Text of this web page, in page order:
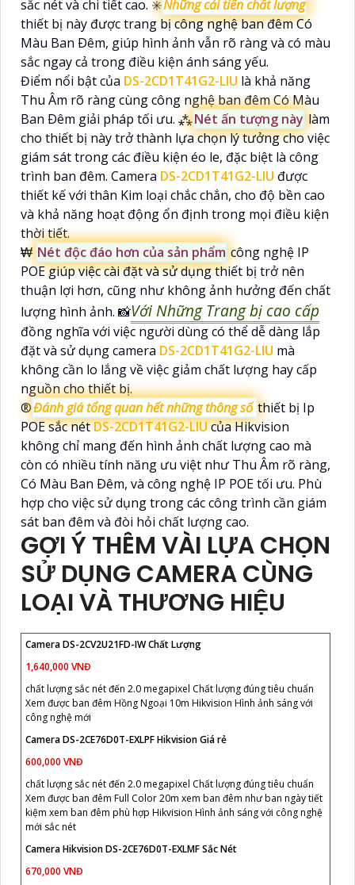
sắc nét và chi tiết cao. ✳️Những cải tiến chất lượng
thiết bị này được trang bị công nghệ ban đêm Có
Màu Ban Ðêm, giúp hình ảnh vẫn rõ ràng và có màu
sắc ngay cả trong điều kiện ánh sáng yếu.
Điểm nổi bật của DS-2CD1T41G2-LIU là khả năng
Thu Âm rõ ràng cùng công nghệ ban đêm Có Màu
Ban Ðêm giải pháp tối ưu. ⁂Nét ấn tượng này làm
cho thiết bị này trở thành lựa chọn lý tưởng cho việc
giám sát trong các điều kiện éo le, đặc biệt là công
trình ban đêm. Camera DS-2CD1T41G2-LIU được
thiết kế với thân Kim loại chắc chắn, cho độ bền cao
và khả năng hoạt động ổn định trong mọi điều kiện
thời tiết.
₩ Nét độc đáo hơn của sản phẩm công nghệ IP
POE giúp việc cài đặt và sử dụng thiết bị trở nên
thuận lợi hơn, cũng như không ảnh hưởng đến chất
lượng hình ảnh. 📸Với Những Trang bị cao cấp
đồng nghĩa với việc người dùng có thể dễ dàng lắp
đặt và sử dụng camera DS-2CD1T41G2-LIU mà
không cần lo lắng về việc giảm chất lượng hay cấp
nguồn cho thiết bị.
®️Đánh giá tổng quan hết những thông sốthiết bị Ip
POE sắc nétDS-2CD1T41G2-LIUcủa Hikvision
không chỉ mang đến hình ảnh chất lượng cao mà
còn có nhiều tính năng ưu việt như Thu Âm rõ ràng,
Có Màu Ban Ðêm, và công nghệ IP POE tối ưu. Phù
hợp cho việc sử dụng trong các công trình cần giám
sát ban đêm và đòi hỏi chất lượng cao.
GỢI Ý THÊM VÀI LỰA CHỌN
SỬ DỤNG CAMERA CÙNG
LOẠI VÀ THƯƠNG HIỆU
Camera DS-2CV2U21FD-IW Chất Lượng
1,640,000 VNĐ
chất lượng sắc nét đến 2.0 megapixel Chất lượng đúng tiêu chuẩn
Xem được ban đêm Hồng Ngoại 10m Hikvision Hình ảnh sáng với
công nghệ mới
Camera DS-2CE76D0T-EXLPF Hikvision Giá rẻ
600,000 VNĐ
chất lượng sắc nét đến 2.0 megapixel Chất lượng đúng tiêu chuẩn
Xem được ban đêm Full Color 20m xem ban đêm như ban ngày tiết
kiệm xem ban đêm phù hợp Hikvision Hình ảnh sáng với công nghệ
mới sắc nét
Camera Hikvision DS-2CE76D0T-EXLMF Sắc Nét
670,000 VNĐ